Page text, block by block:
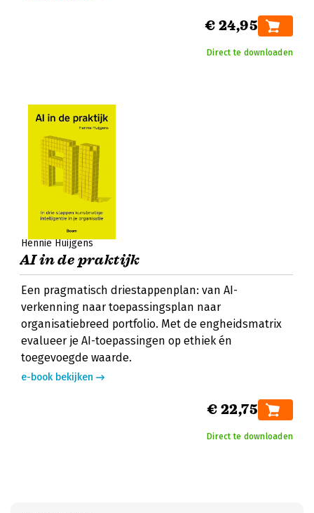
€ 24,95
Direct te downloaden
Hennie Huijgens
AI in de praktijk
Een pragmatisch driestappenplan: van AI-
verkenning naar toepassingsplan naar
organisatiebreed portfolio. Met de engheidsmatrix
evalueer je AI-toepassingen op ethiek én
toegevoegde waarde.
e-book bekijken
€ 22,75
Direct te downloaden